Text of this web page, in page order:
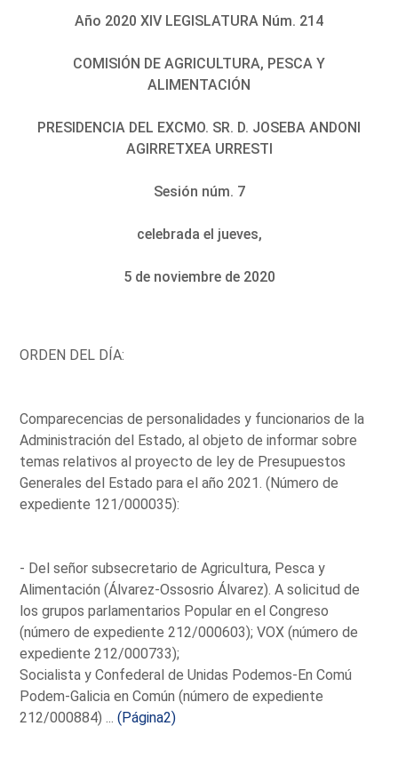
Año 2020 XIV LEGISLATURA Núm. 214
COMISIÓN DE AGRICULTURA, PESCA Y
ALIMENTACIÓN
PRESIDENCIA DEL EXCMO. SR. D. JOSEBA ANDONI
AGIRRETXEA URRESTI
Sesión núm. 7
celebrada el jueves,
5 de noviembre de 2020
ORDEN DEL DÍA:
Comparecencias de personalidades y funcionarios de la
Administración del Estado, al objeto de informar sobre
temas relativos al proyecto de ley de Presupuestos
Generales del Estado para el año 2021. (Número de
expediente 121/000035):
- Del señor subsecretario de Agricultura, Pesca y
Alimentación (Álvarez-Ossosrio Álvarez). A solicitud de
los grupos parlamentarios Popular en el Congreso
(número de expediente 212/000603); VOX (número de
expediente 212/000733);
Socialista y Confederal de Unidas Podemos-En Comú
Podem-Galicia en Común (número de expediente
212/000884) ...(Página2)